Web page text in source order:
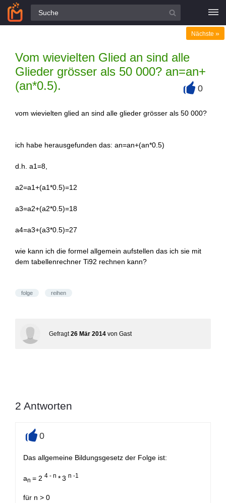
Alle Fragen
Vom wievielten Glied an sind alle
Glieder grösser als 50 000? an=an+
(an*0.5).
Nächste »
0
vom wievielten glied an sind alle glieder grösser als 50 000?
ich habe herausgefunden das: an=an+(an*0.5)
d.h. a1=8,
a2=a1+(a1*0.5)=12
a3=a2+(a2*0.5)=18
a4=a3+(a3*0.5)=27
wie kann ich die formel allgemein aufstellen das ich sie mit
dem tabellenrechner Ti92 rechnen kann?
folge reihen
Gefragt 26 Mär 2014 von Gast
2 Antworten
0
Das allgemeine Bildungsgesetz der Folge ist:
an = 2 4 - n *3 n -1
für n > 0